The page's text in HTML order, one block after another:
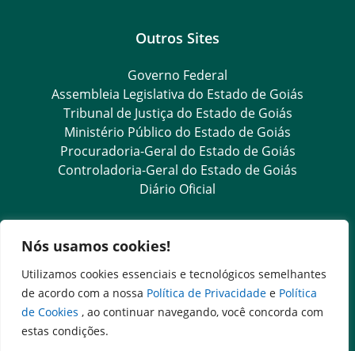
Nós usamos cookies!
Utilizamos cookies essenciais e tecnológicos semelhantes
de acordo com a nossa Política de Privacidade e Política
de Cookies , ao continuar navegando, você concorda com
estas condições.
Outros Sites
Governo Federal
Assembleia Legislativa do Estado de Goiás
Tribunal de Justiça do Estado de Goiás
Ministério Público do Estado de Goiás
Procuradoria-Geral do Estado de Goiás
Controladoria-Geral do Estado de Goiás
Diário Oficial
Transparência e Ouvidoria
LGPD
Goiás Transparência
Dados Abertos Goiás